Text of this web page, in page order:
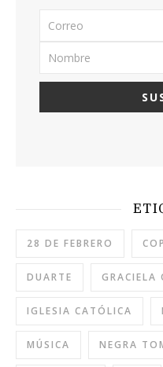
28 DE FEBRERO
DUARTE GRACIELA
IGLESIA CATÓLICA
MÚSICA NEGRA